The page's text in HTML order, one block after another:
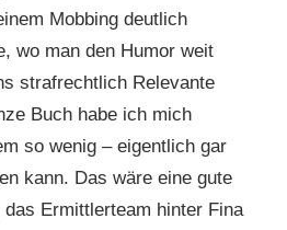
Mobbing deutlich
wo man den Humor weit
strafrechtlich Relevante
Buch habe ich mich
so wenig – eigentlich gar
kann. Das wäre eine gute
das Ermittlerteam hinter Fina